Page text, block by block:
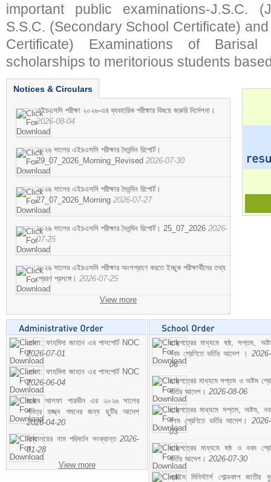
important public examinations-J.S.C.
S.S.C. (Secondary School Certificate)
Certificate) Examinations of
scholarships to meritorious students
Notices & Circulars
এইচএসসি পরীক্ষা ২০২৬-এর ব্যবহারিক পরীক্ষার বিষয়ে জরুরি নির্দেশনা।
2026-08-04
২০২৬ সালের এইচএসসি পরীক্ষার দৈনন্দিন রিপোর্ট।
29_07_2026_Morning_Revised 2026-07-30
২০২৬ সালের এইচএসসি পরীক্ষার দৈনন্দিন রিপোর্ট।
27_07_2026_Morning 2026-07-27
২০২৬ সালের এইচএসসি পরীক্ষার দৈনন্দিন রিপোর্ট। 25_07_2026 2026-
07-25
২০২৬ সালের এইচএসসি পরীক্ষার অংশগ্রহণ করতে ইচ্ছুক পরীক্ষার্থীদের তথ্য
প্রেরণ প্রসঙ্গে। 2026-07-25
View more
মোসা: ফাহমিদা জাহান এর পাসপোর্ট NOC
2026-07-01
মোসা: ফাহমিদা জাহান এর পাসপোর্ট NOC
2026-06-04
জনাব আলফা পারভীন এর ২০২৬ সালের
পবিত্র হজ্জ্ব গমনের জন্য ছুটির আদেশ
2026-04-20
বিদ্যালয়ের নাম পরিবর্তন সংক্রান্ত 2026-
01-28
View more
ছাড়পত্রের মাধ্যমে ষষ্ঠ, সপ্তম,
নবম শ্রেণিতে ভর্তির আদেশ ।
06
ছাড়পত্রের মাধ্যমে সপ্তম ও অষ্টম
ভর্তির আদেশ। 2026-08-06
ছাড়পত্রের মাধ্যমে সপ্তম, অষ্টম,
দশম শ্রেণিতে ভর্তির আদেশ।
03
ছাড়পত্রের মাধ্যমে ষষ্ঠ ও নবম
ভর্তির আদেশ। 2026-07-30
প্রাইম মিনিস্টার্স গোল্ডকাপ জাতীয়